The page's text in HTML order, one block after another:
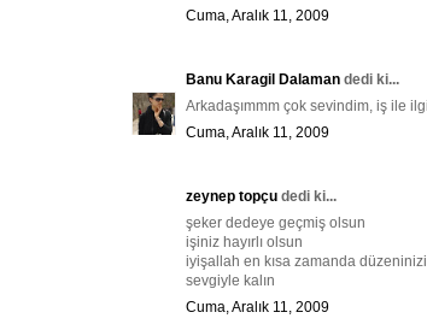
Cuma, Aralık 11, 2009
Banu Karagil Dalaman dedi ki...
Arkadaşımmm çok sevindim, iş ile
Cuma, Aralık 11, 2009
zeynep topçu dedi ki...
şeker dedeye geçmiş olsun
işiniz hayırlı olsun
iyişallah en kısa zamanda
sevgiyle kalın
Cuma, Aralık 11, 2009